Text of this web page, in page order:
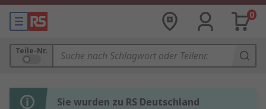
0
Teile-Nr.
Sie wurden zu RS Deutschland